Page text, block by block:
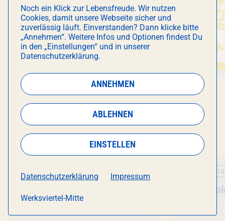
MEHR WOMBATS
Party
Karaoke
Noch ein Klick zur Lebensfreude. Wir nutzen
Cookies, damit unsere Webseite sicher und
zuverlässig läuft. Einverstanden? Dann klicke bitte
„Annehmen“. Weitere Infos und Optionen findest Du
in den „Einstellungen“ und in unserer
Datenschutzerklärung.
ANNEHMEN
ABLEHNEN
EINSTELLEN
Datenschutzerklärung Impressum
Werksviertel-Mitte